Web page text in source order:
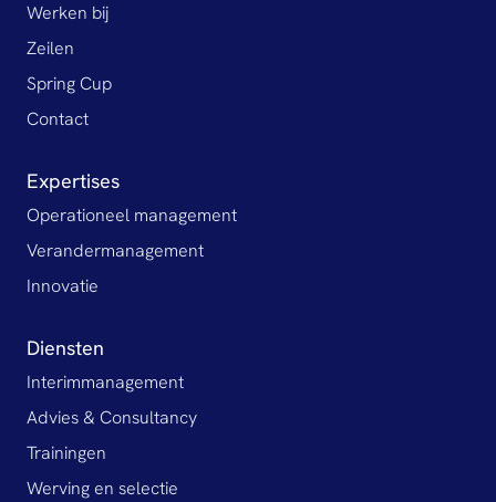
Werken bij
Zeilen
Spring Cup
Contact
Expertises
Operationeel management
Verandermanagement
Innovatie
Diensten
Interimmanagement
Advies & Consultancy
Trainingen
Werving en selectie